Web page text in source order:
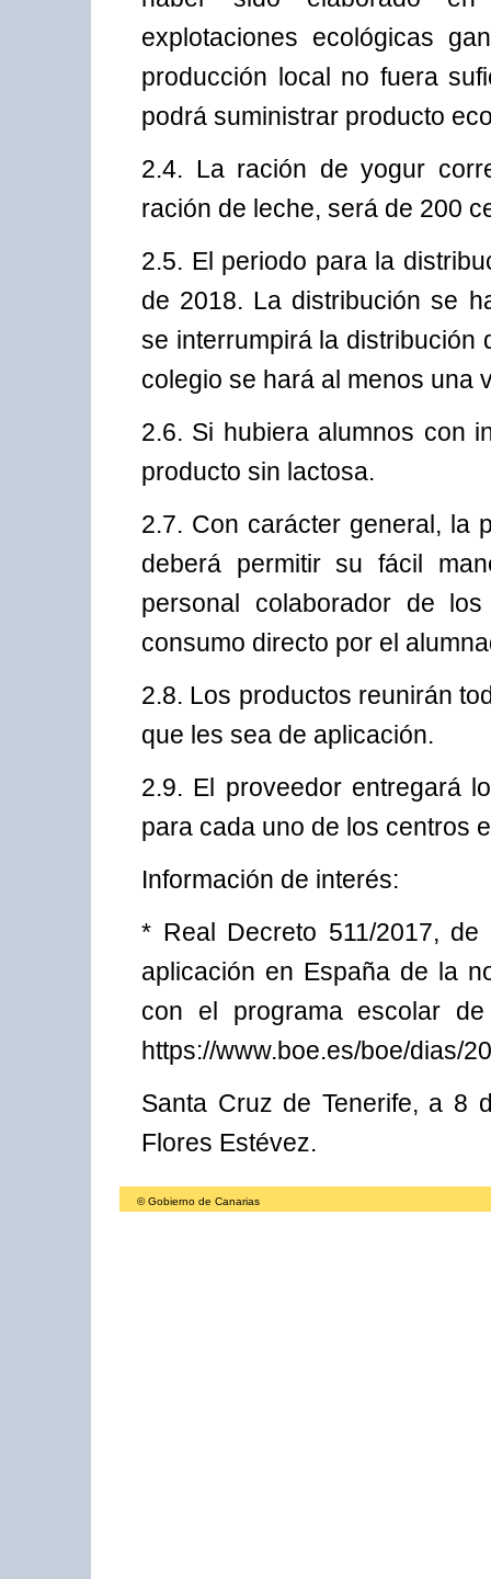
explotaciones ecológicas
producción local no fuera
podrá suministrar producto
2.4. La ración de yogur
ración de leche, será de 200
2.5. El periodo para la
de 2018. La distribución se
se interrumpirá la distribución
colegio se hará al menos una
2.6. Si hubiera alumnos con
producto sin lactosa.
2.7. Con carácter general, la
deberá permitir su fácil
personal colaborador de
consumo directo por el
2.8. Los productos reunirán
que les sea de aplicación.
2.9. El proveedor entregará
para cada uno de los centros
Información de interés:
* Real Decreto 511/2017,
aplicación en España de la
con el programa escolar
https://www.boe.es/boe/dias/
Santa Cruz de Tenerife, a 8
Flores Estévez.
© Gobierno de Canarias